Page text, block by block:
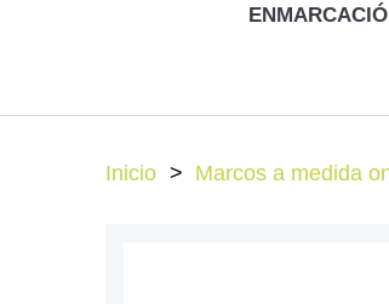
Inicio Marcos a medida